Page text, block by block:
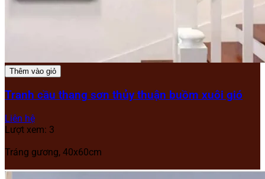
Thêm vào giỏ
Tranh cầu thang sơn thủy thuận buồm xuôi gió
Liên hệ
Lượt xem: 3
Tráng gương, 40x60cm